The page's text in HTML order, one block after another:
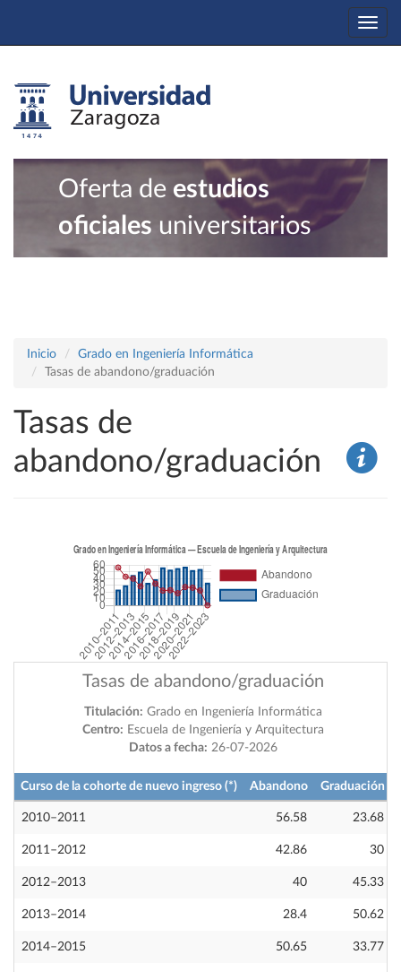
Oferta de estudios
oficiales universitarios
Inicio
Grado en Ingeniería Informática
Tasas de abandono/graduación
Tasas de
abandono/graduación
Tasas de abandono/graduación
Titulación: Grado en Ingeniería Informática
Centro: Escuela de Ingeniería y Arquitectura
Datos a fecha: 26-07-2026
Curso de la cohorte de nuevo ingreso (*) Abandono Graduación
2010–2011 56.58 23.68
2011–2012 42.86 30
2012–2013 40 45.33
2013–2014 28.4 50.62
2014–2015 50.65 33.77